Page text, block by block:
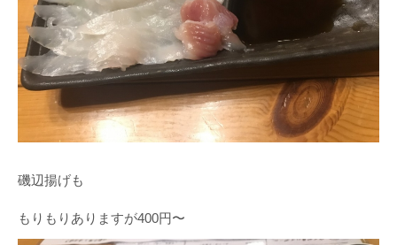
磯辺揚げも
もりもりありますが400円〜